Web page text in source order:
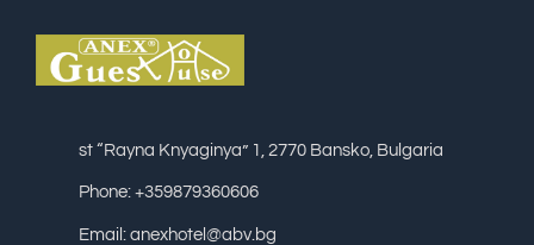
st “Rayna Knyaginya” 1, 2770 Bansko, Bulgaria
Phone: +359879360606
Email: anexhotel@abv.bg